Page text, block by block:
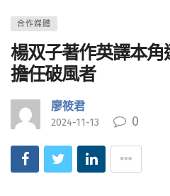
合作媒體
楊双子著作英譯本
擔任破風者
廖筱君
2024-11-13 0